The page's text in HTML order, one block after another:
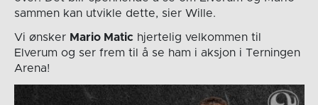
sammen kan utvikle dette, sier Wille.
Vi ønsker Mario Matic hjertelig velkommen til
Elverum og ser frem til å se ham i aksjon i Terningen
Arena!